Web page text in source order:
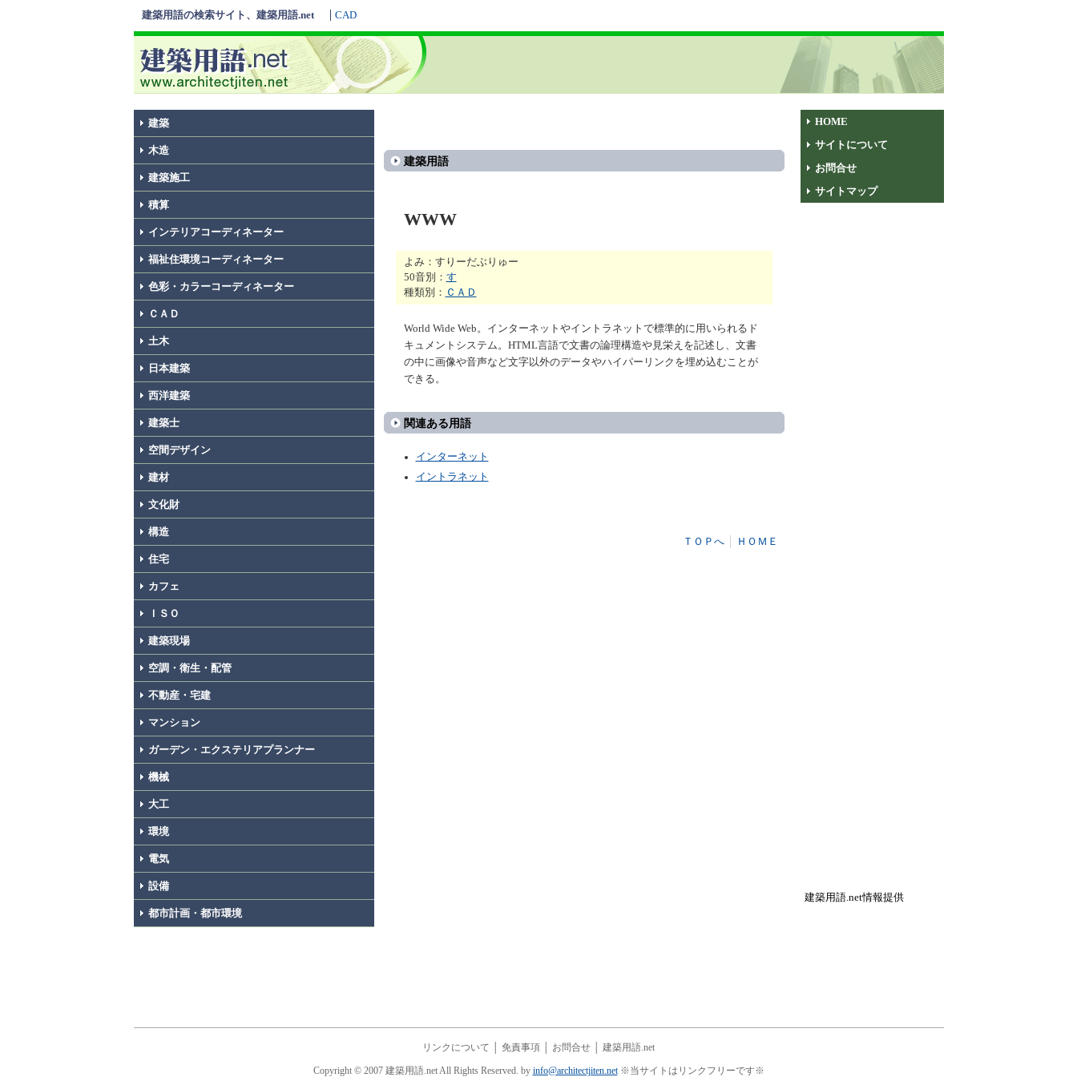
建築用語の検索サイト、建築用語.net CAD
建築
木造
建築施工
積算
インテリアコーディネーター
福祉住環境コーディネーター
色彩・カラーコーディネーター
ＣＡＤ
土木
日本建築
西洋建築
建築士
空間デザイン
建材
文化財
構造
住宅
カフェ
ＩＳＯ
建築現場
空調・衛生・配管
不動産・宅建
マンション
ガーデン・エクステリアプランナー
機械
大工
環境
電気
設備
都市計画・都市環境
建築用語
WWW
よみ：すりーだぶりゅー
50音別： す
種類別： ＣＡＤ
World Wide Web。インターネットやイントラネットで標準的に用いられるド
キュメントシステム。HTML言語で文書の論理構造や見栄えを記述し、文書
の中に画像や音声など文字以外のデータやハイパーリンクを埋め込むことが
できる。
関連ある用語
インターネット
イントラネット
ＴＯＰへ│ ＨＯＭＥ
HOME
サイトについて
お問合せ
サイトマップ
建築用語.net情報提供
リンクについて 免責事項 お問合せ 建築用語.net
Copyright © 2007 建築用語.net All Rights Reserved. by info@architectjiten.net※当サイトはリンクフリーです※